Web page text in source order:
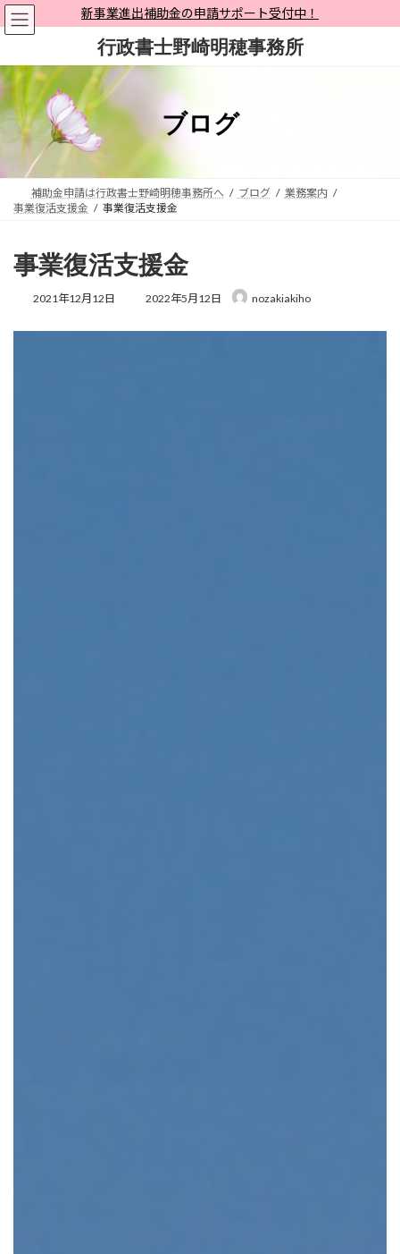
コ
ン
ン
ツ
へ
ス
キ
ッ
ナ
ビ
ー
シ
ョ
ン
に
移
新事業進出補助金の申請サポート受付中！
行政書士野崎明穂事務所
ブログ
補助金申請は行政書士野崎明穂事務所へ ブログ
業務案内
事業復活支援金
事業復活支援金
事業復活支援金
2021年12月12日
最
2022年5月12日 nozakiakiho